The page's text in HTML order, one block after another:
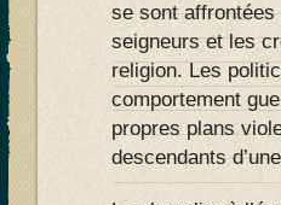
se sont
seigneurs et les
religion. Les
comportement
propres plans
descendants